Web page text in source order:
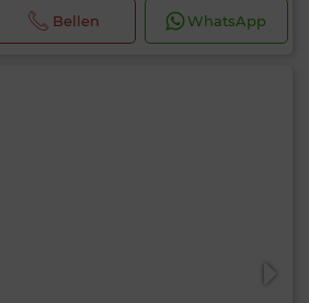
Bellen WhatsApp